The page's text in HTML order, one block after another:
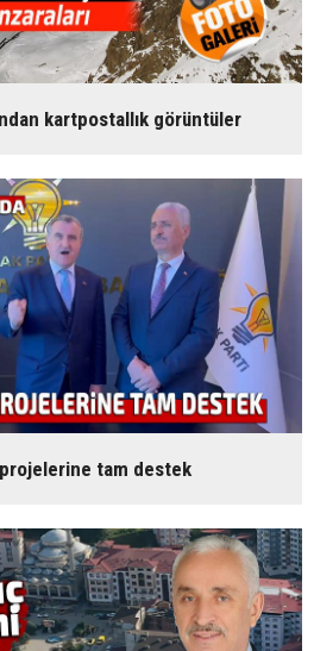
kartpostallık görüntüler
projelerine tam destek